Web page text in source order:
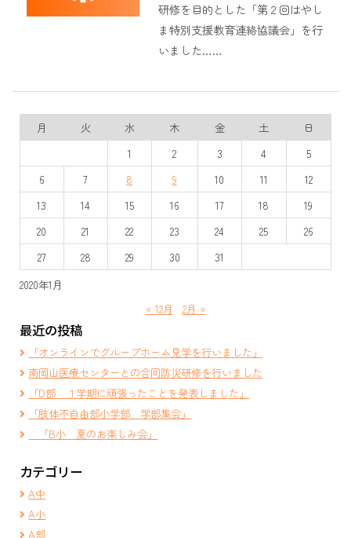
研修を目的とした「第２回はやし
ま特別支援教育連絡協議会」を行
いました……
2020年1月
月 火 水 木 金 土
日
1
2 3 4
5
6
7 8 9 10 11
12
13
14 15 16 17 18
19
20
21 22 23 24 25
26
27
28 29 30 31
« 12月 2月 »
最近の投稿
「オンラインでグループホーム見学を行いました」
南岡山医療センターとの合同防災研修を行いました
「D部 １学期に頑張ったことを発表しました」
「肢体不自由部小学部 学部集会」
「B小 夏のお楽しみ会」
カテゴリー
A中
A小
A部